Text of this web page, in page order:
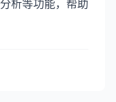
析等功能，帮助